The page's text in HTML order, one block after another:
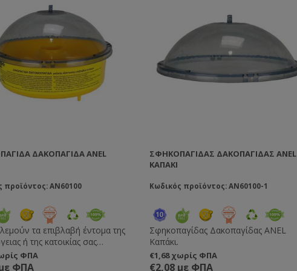
τότε η ασθένεια είναι παρούσα.
πλήρη και περιλαμβάνουν
χρειάζονται για την
και τη διάγνωση των
ΔΑΚΟΠΑΓΊΔΑ ANEL
προϊόντος: AN60100
τα επιβλαβή έντομα της
ή της κατοικίας σας
οικονομικά και με
ασφάλεια. Χωρίς δηλητήρια –
ΦΠΑ
ΦΠΑ
ΣΦΗΚΟΠΑΓΊΔΑΣ ΔΑΚΟΠΑΓΊΔΑΣ ANEL
ΚΑΠΆΚΙ
Κωδικός προϊόντος: AN60100-1
Σφηκοπαγίδας Δακοπαγίδας ANEL
Καπάκι.
€1,68 χωρίς ΦΠΑ
€2,08 με ΦΠΑ